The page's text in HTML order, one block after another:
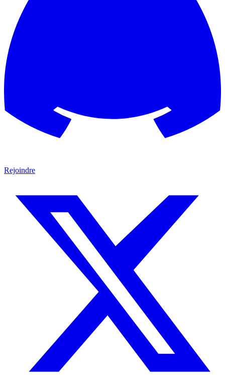
Rejoindre